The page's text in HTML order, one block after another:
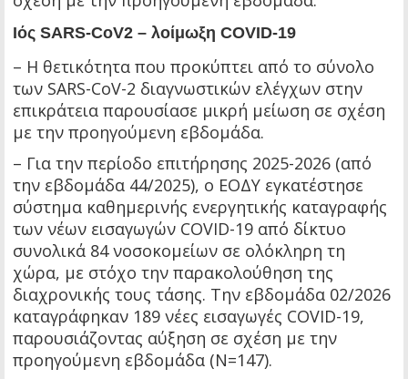
Ιός SARS-CoV2 – λοίμωξη COVID-19
– Η θετικότητα που προκύπτει από το σύνολο
των SARS-CoV-2 διαγνωστικών ελέγχων στην
επικράτεια παρουσίασε μικρή μείωση σε σχέση
με την προηγούμενη εβδομάδα.
– Για την περίοδο επιτήρησης 2025-2026 (από
την εβδομάδα 44/2025), ο ΕΟΔΥ εγκατέστησε
σύστημα καθημερινής ενεργητικής καταγραφής
των νέων εισαγωγών COVID-19 από δίκτυο
συνολικά 84 νοσοκομείων σε ολόκληρη τη
χώρα, με στόχο την παρακολούθηση της
διαχρονικής τους τάσης. Την εβδομάδα 02/2026
καταγράφηκαν 189 νέες εισαγωγές COVID-19,
παρουσιάζοντας αύξηση σε σχέση με την
προηγούμενη εβδομάδα (Ν=147).